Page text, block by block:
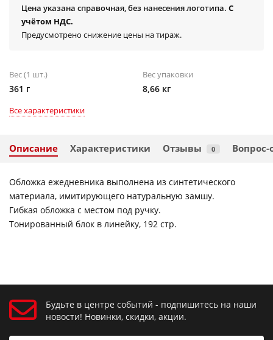
Цена указана справочная, без нанесения логотипа. С
учётом НДС.
Предусмотрено снижение цены на тираж.
Вес (1 шт.)
361 г
Вес упаковки
8,66 кг
Все характеристики
Описание Характеристики Отзывы 0 Вопрос-
Обложка ежедневника выполнена из синтетического
материала, имитирующего натуральную замшу.
Гибкая обложка с местом под ручку.
Тонированный блок в линейку, 192 стр.
Будьте в центре событий - подпишитесь на наши
новости! Новинки, скидки, акции.